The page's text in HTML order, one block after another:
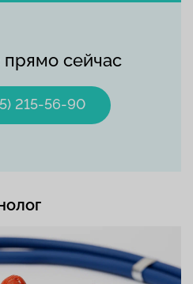
прямо сейчас
215-56-90